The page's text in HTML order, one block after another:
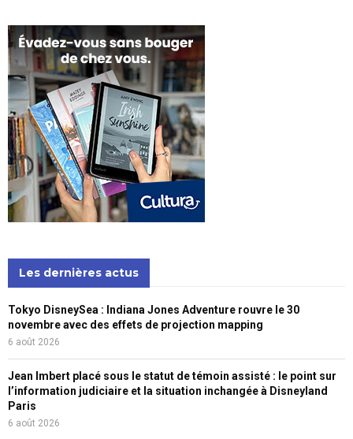
Les dernières actus
Tokyo DisneySea : Indiana Jones Adventure rouvre le 30
novembre avec des effets de projection mapping
6 août 2026
Jean Imbert placé sous le statut de témoin assisté : le point sur
l’information judiciaire et la situation inchangée à Disneyland
Paris
6 août 2026